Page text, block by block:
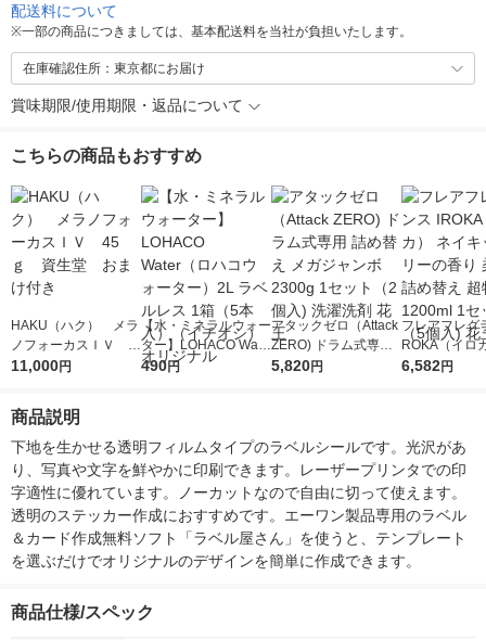
配送料について
※一部の商品につきましては、基本配送料を当社が負担いたします。
在庫確認住所：東京都にお届け
賞味期限/使用期限・返品について
こちらの商品もおすすめ
HAKU（ハク） メラ
ノフォーカスＩＶ 4
5ｇ 資生堂 おまけ
11,000円
【水・ミネラルウォー
ター】LOHACO Wate
r（ロハコウォータ
490円
アタックゼロ（Attack
ZERO) ドラム式専用
詰め替え メガジャン
5,820円
フレアフレグ
ROKA（イロ
イキッドリリ
6,582円
商品説明
下地を生かせる透明フィルムタイプのラベルシールです。光沢があ
り、写真や文字を鮮やかに印刷できます。レーザープリンタでの印
字適性に優れています。ノーカットなので自由に切って使えます。
透明のステッカー作成におすすめです。エーワン製品専用のラベル
＆カード作成無料ソフト「ラベル屋さん」を使うと、テンプレート
を選ぶだけでオリジナルのデザインを簡単に作成できます。
商品仕様/スペック